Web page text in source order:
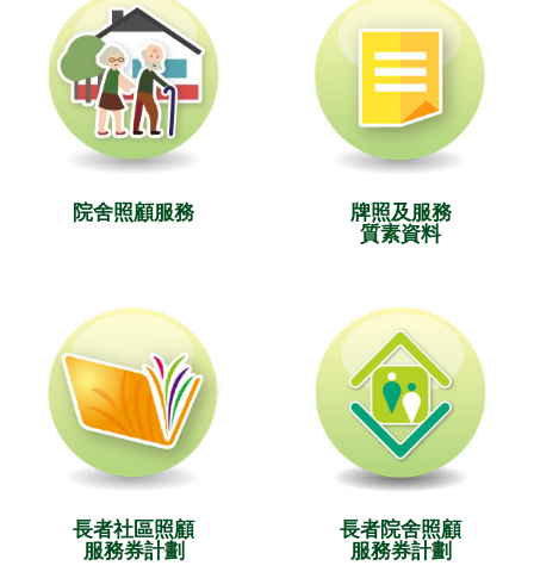
院舍照顧服務
牌照及服務
質素資料
長者社區照顧
服務券計劃
長者院舍照顧
服務券計劃